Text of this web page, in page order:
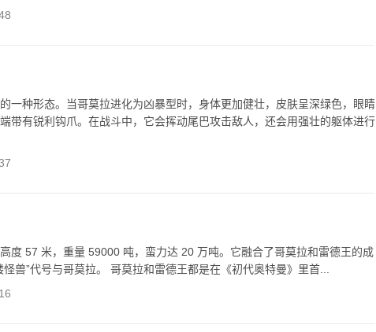
一种形态。当哥莫拉进化为凶暴型时，身体更加健壮，皮肤呈深绿色，眼睛
带有锐利钩爪。在战斗中，它会挥动尾巴攻击敌人，还会用强壮的躯体进行
度 57 米，重量 59000 吨，蛮力达 20 万吨。它融合了哥莫拉和雷德王的成
兽”代号与哥莫拉。 哥莫拉和雷德王都是在《初代奥特曼》里首...